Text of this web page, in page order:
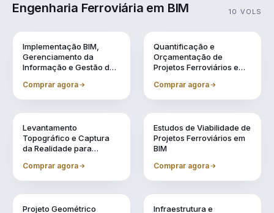
Engenharia Ferroviária em BIM 10 VOLS
Implementação BIM,
Gerenciamento da
Informação e Gestão de
Comprar agora
Quantificação e
Orçamentação de
Projetos Ferroviários em
Comprar agora
Levantamento
Topográfico e Captura
da Realidade para
Comprar agora
Estudos de Viabilidade de
Projetos Ferroviários em
BIM
Comprar agora
Projeto Geométrico
Infraestrutura e